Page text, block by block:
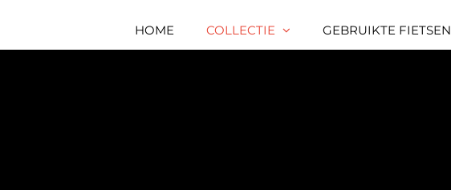
HOME COLLECTIE GEBRUIKTE FIETSEN